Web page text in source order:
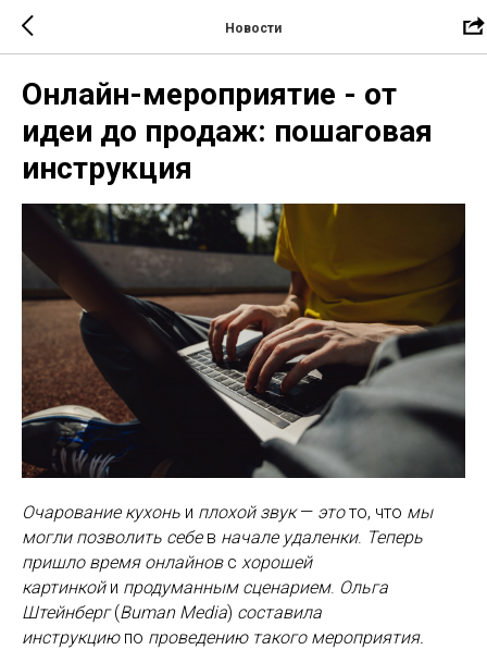
Новости
Онлайн-мероприятие - от
идеи до продаж: пошаговая
инструкция
Очарование кухонь и плохой звук— этото, что мы
могли позволить себев начале удаленки. Теперь
пришло время онлайновс хорошей
картинкойи продуманным сценарием. Ольга
Штейнберг(Buman Media) составила
инструкциюпо проведению такого мероприятия.